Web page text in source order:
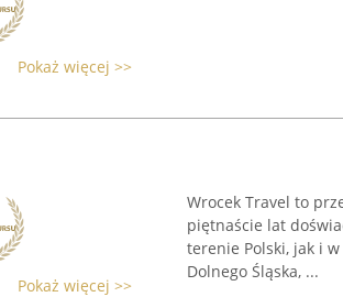
Pokaż więcej >>
Pokaż więcej >>
Wrocek Travel to
piętnaście lat
terenie Polski, jak i
Dolnego Śląska, ...